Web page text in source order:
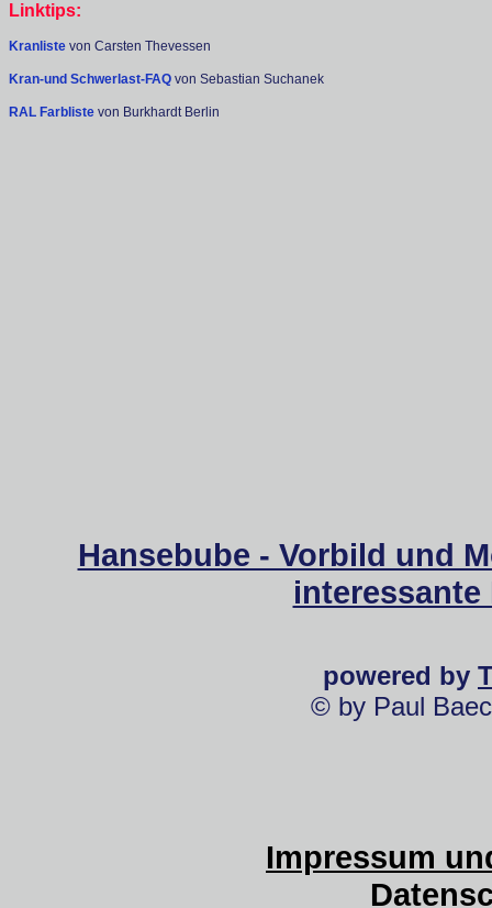
Linktips:
Kranliste von Carsten Thevessen
Kran-und Schwerlast-FAQ von Sebastian Suchanek
RAL Farbliste von Burkhardt Berlin
Hansebube - Vorbild und
powered by
© by Paul
Impressum